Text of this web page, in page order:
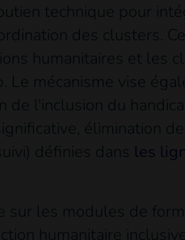
technique pour
des clusters.
humanitaires et les
mécanisme vise
l'inclusion du
élimination
définies dans les
sur les modules de
humanitaire